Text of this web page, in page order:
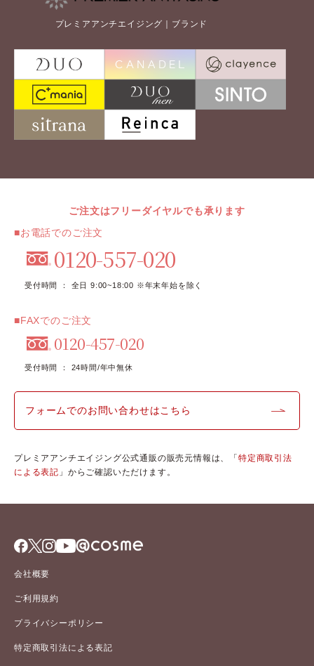
プレミアアンチエイジング｜ブランド
ご注文はフリーダイヤルでも承ります
■お電話でのご注文
0120-557-020
受付時間 ： 全日 9:00~18:00 ※年末年始を除く
■FAXでのご注文
0120-457-020
受付時間 ： 24時間/年中無休
フォームでのお問い合わせはこちら
プレミアアンチエイジング公式通販の販売元情報は、「特定商取引法
による表記 」からご確認いただけます。
会社概要
ご利用規約
プライバシーポリシー
特定商取引法による表記